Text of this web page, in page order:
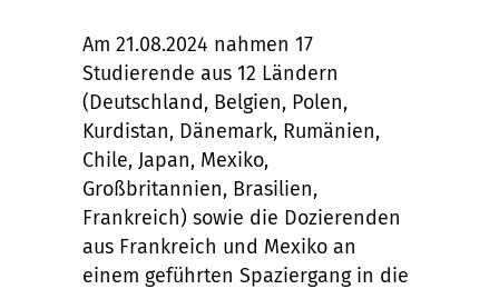
Am 21.08.2024 nahmen 17
Studierende aus 12 Ländern
(Deutschland, Belgien, Polen,
Kurdistan, Dänemark, Rumänien,
Chile, Japan, Mexiko,
Großbritannien, Brasilien,
Frankreich) sowie die Dozierenden
aus Frankreich und Mexiko an
einem geführten Spaziergang in die